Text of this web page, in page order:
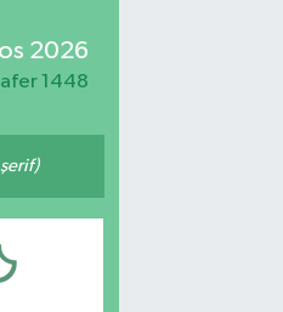
2026
1448